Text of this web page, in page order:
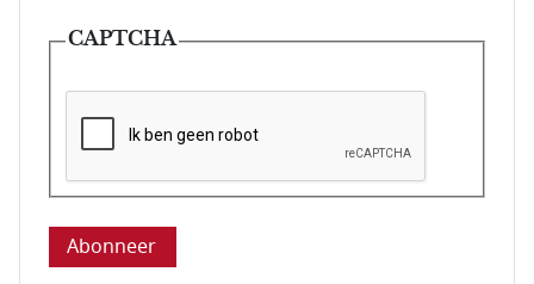
CAPTCHA
Deze vraag is om te controleren dat u een mens